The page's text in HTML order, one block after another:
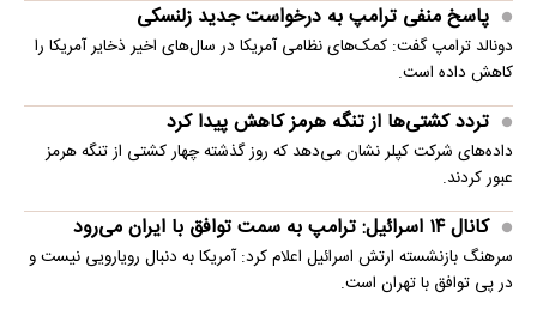
پاسخ منفی ترامپ به درخواست جدید زلنسکی
دونالد ترامپ گفت: کمک‌های نظامی آمریکا در سال‌های اخیر ذخایر آمریکا را
کاهش داده است.
تردد کشتی‌ها از تنگه هرمز کاهش پیدا کرد
داده‌های شرکت کپلر نشان می‌دهد که روز گذشته چهار کشتی از تنگه هرمز
عبور کردند.
کانال ۱۴ اسرائیل: ترامپ به سمت توافق با ایران می‌رود
سرهنگ بازنشسته ارتش اسرائیل اعلام کرد: آمریکا به دنبال رویارویی نیست و
در پی توافق با تهران است.